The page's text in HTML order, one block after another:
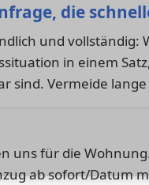
die
und vollständig:
in einem
sind. Vermeide
uns für die
ab sofort/Datum